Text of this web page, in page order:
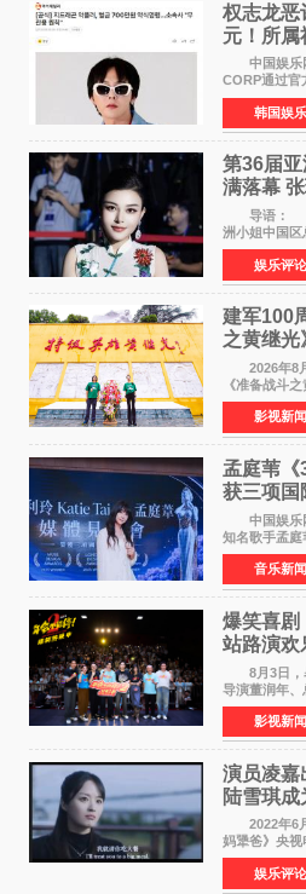
权志龙恶
元！所属
号也难
中国娱乐
CORP通过官
龙的名誉和权
害、散布虚
法律应对措
韩国娱乐
第36届
满落幕
导语： 近
洲小姐中国
官。整场盛典
美丽代言人
颠覆性突破。
娱乐评论
建军100
之黄继光
以光影
2026年8月
《准备战斗
——四川省德
机。本片出
式，&zwnj;
影视新闻
孟庭苇《
获三项国
美学获
中国娱乐
知名歌手孟
会再传喜讯。
Creative
英国London
音乐新闻
爆笑喜剧
站路演欢
场共鸣
8月3日，暑
导演董润年
昀、白客，惊
特别出演田
演，与观众近
影视新闻
演员凌嘉
陆雪琪
2022年6月
妈犟爸》央
电影在央视电
日，2022年9
娱乐评论